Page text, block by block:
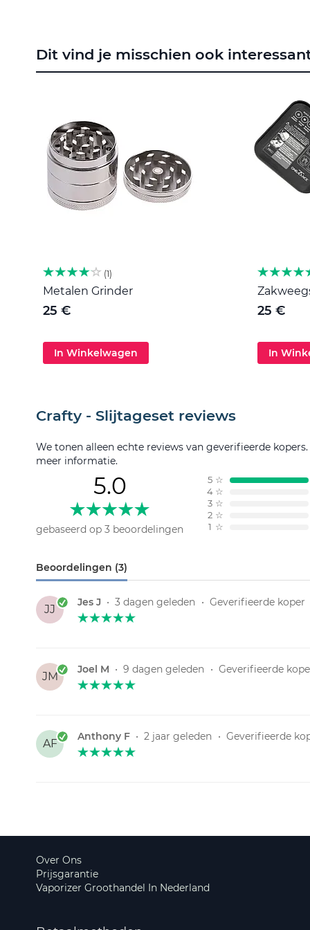
van
Dit vind je misschien ook
1
Metalen Grinder
25 €
In Winkelwagen
25 €
In
Crafty - Slijtageset reviews
We tonen alleen echte reviews van geverifieerde
meer informatie.
5.0
gebaseerd op 3 beoordelingen
5 ☆
4 ☆
3 ☆
2 ☆
1 ☆
Beoordelingen (3)
JJ
Jes J • 3 dagen geleden • Geverifieerde koper
JM
Joel M • 9 dagen geleden • Geverifieerde
AF
Anthony F • 2 jaar geleden • Geverifieerde
Over Ons
Prijsgarantie
Vaporizer Groothandel In Nederland